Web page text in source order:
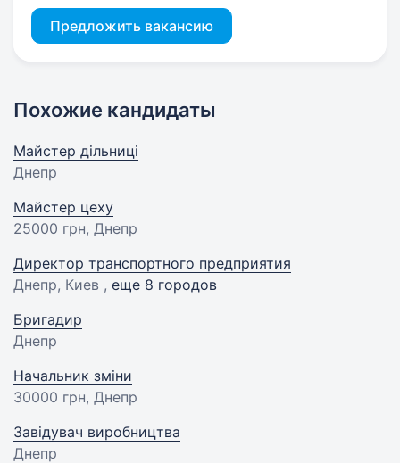
Предложить вакансию
Похожие кандидаты
Майстер дільниці
Днепр
Майстер цеху
25000 грн, Днепр
Директор транспортного предприятия
Днепр, Киев , еще 8 городов
Бригадир
Днепр
Начальник зміни
30000 грн, Днепр
Завідувач виробництва
Днепр